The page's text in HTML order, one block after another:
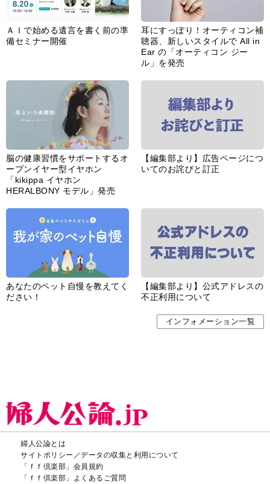
ＡＩで始める遺言を書く前の準
備セミナー開催
耳にすっぽり！オーティコン補
聴器、新しいスタイルで All in
Ear の「オーティコン ジー
ル」を発売
脳の健康習慣をサポートするオ
ープンイヤー型イヤホン
「kikippa イヤホン
HERALBONY モデル」発売
【編集部より】広告ページにつ
いてのお詫びと訂正
あなたのペット自慢を教えてく
ださい！
【編集部より】公式アドレスの
不正利用について
インフォメーション一覧
婦人公論とは
サイトポリシー／データの収集と利用について
「ｆｆ倶楽部」会員規約
「ｆｆ倶楽部」よくあるご質問